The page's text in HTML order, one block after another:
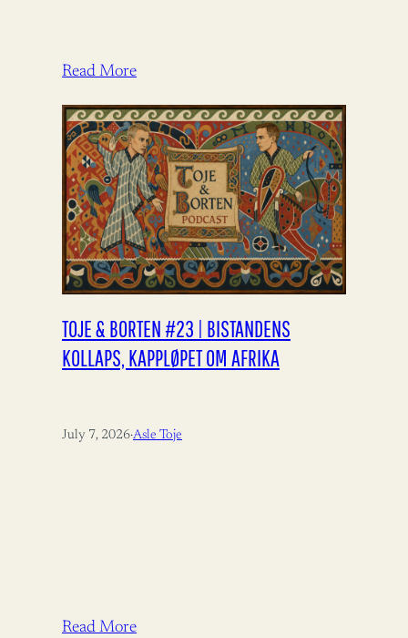
Read More
TOJE & BORTEN #23 | BISTANDENS
KOLLAPS, KAPPLØPET OM AFRIKA
July 7, 2026·Asle Toje
Read More